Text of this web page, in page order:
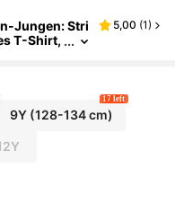
Jungen: Stri
T-Shirt,
5,00 (1)
9Y (128-134 cm)
17 left